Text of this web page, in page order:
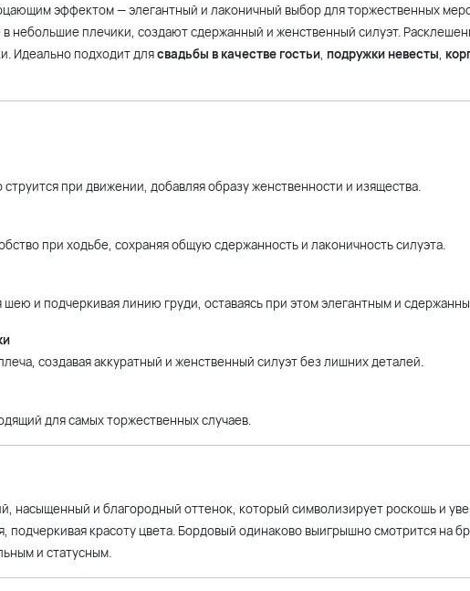
эффектом — элегантный и лаконичный выбор для торжественных
небольшие плечики, создают сдержанный и женственный силуэт.
Идеально подходит длясвадьбы в качестве гостьи, подружки невесты,
при движении, добавляя образу женственности и изящества.
при ходьбе, сохраняя общую сдержанность и лаконичность силуэта.
и подчеркивая линию груди, оставаясь при этом элегантным и
создавая аккуратный и женственный силуэт без лишних деталей.
для самых торжественных случаев.
насыщенный и благородный оттенок, который символизирует роскошь и
подчеркивая красоту цвета. Бордовый одинаково выигрышно смотрится на
и статусным.